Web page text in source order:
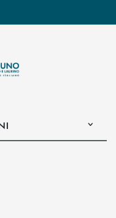
apre l’app di posta